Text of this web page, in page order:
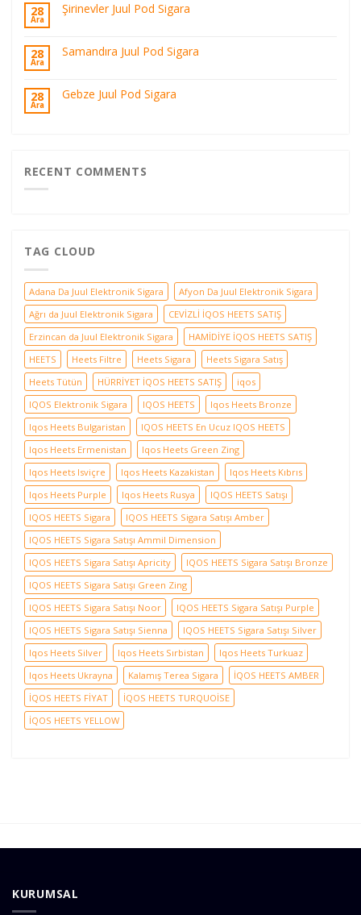
28
Ara
Şirinevler Juul Pod Sigara
28
Ara
Samandıra Juul Pod Sigara
28
Ara
Gebze Juul Pod Sigara
RECENT COMMENTS
TAG CLOUD
Adana Da Juul Elektronik Sigara
Afyon Da Juul Elektronik Sigara
Ağrı da Juul Elektronik Sigara
CEVİZLİ İQOS HEETS SATIŞ
Erzincan da Juul Elektronik Sigara
HAMİDİYE İQOS HEETS SATIŞ
HEETS
Heets Filtre Heets Sigara
Heets Sigara Satış
Heets Tütün
HÜRRİYET İQOS HEETS SATIŞ
iqos
IQOS Elektronik Sigara
IQOS HEETS
Iqos Heets Bronze
Iqos Heets Bulgaristan
IQOS HEETS En Ucuz IQOS HEETS
Iqos Heets Ermenistan
Iqos Heets Green Zing
Iqos Heets Isviçre
Iqos Heets Kazakistan
Iqos Heets Kıbrıs
Iqos Heets Purple
Iqos Heets Rusya
IQOS HEETS Satışı
IQOS HEETS Sigara
IQOS HEETS Sigara Satışı Amber
IQOS HEETS Sigara Satışı Ammil Dimension
IQOS HEETS Sigara Satışı Apricity
IQOS HEETS Sigara Satışı Bronze
IQOS HEETS Sigara Satışı Green Zing
IQOS HEETS Sigara Satışı Noor
IQOS HEETS Sigara Satışı Purple
IQOS HEETS Sigara Satışı Sienna
IQOS HEETS Sigara Satışı Silver
Iqos Heets Silver
Iqos Heets Sırbistan
Iqos Heets Turkuaz
Iqos Heets Ukrayna
Kalamış Terea Sigara
İQOS HEETS AMBER
İQOS HEETS FİYAT
İQOS HEETS TURQUOİSE
İQOS HEETS YELLOW
KURUMSAL